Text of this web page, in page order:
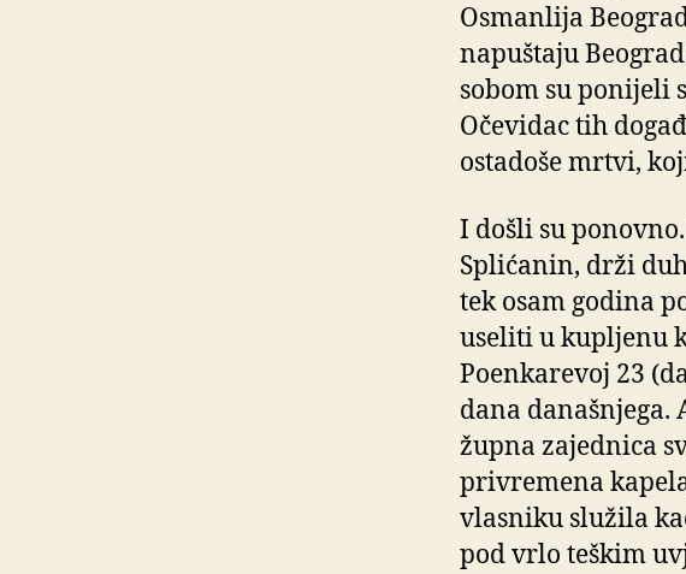
Osmanlija
napuštaju
sobom su ponijeli
Očevidac tih
ostadoše mrtvi,
I došli su
Splićanin, drži
tek osam godina
useliti u kupljenu
Poenkarevoj 23
dana današnjega.
župna zajednica
privremena
vlasniku služila
pod vrlo teškim